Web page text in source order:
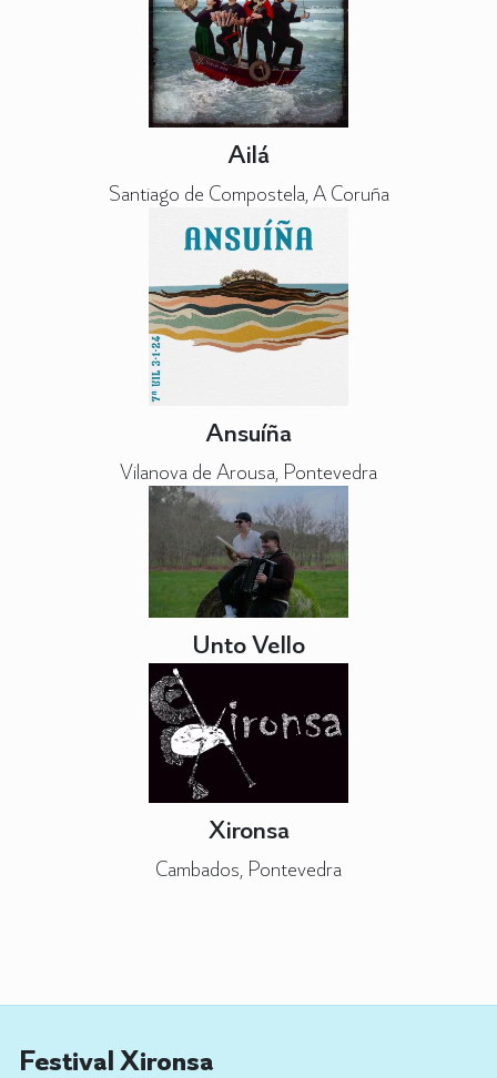
Ailá
Santiago de Compostela, A Coruña
Ansuíña
Vilanova de Arousa, Pontevedra
Unto Vello
Xironsa
Cambados, Pontevedra
Festival Xironsa